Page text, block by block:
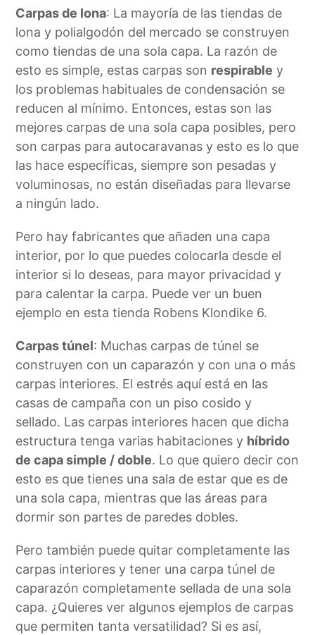
Carpas de lona: La mayoría de las tiendas de
lona y polialgodón del mercado se construyen
como tiendas de una sola capa. La razón de
esto es simple, estas carpas son respirable y
los problemas habituales de condensación se
reducen al mínimo. Entonces, estas son las
mejores carpas de una sola capa posibles, pero
son carpas para autocaravanas y esto es lo que
las hace específicas, siempre son pesadas y
voluminosas, no están diseñadas para llevarse
a ningún lado.
Pero hay fabricantes que añaden una capa
interior, por lo que puedes colocarla desde el
interior si lo deseas, para mayor privacidad y
para calentar la carpa. Puede ver un buen
ejemplo en esta tienda Robens Klondike 6.
Carpas túnel: Muchas carpas de túnel se
construyen con un caparazón y con una o más
carpas interiores. El estrés aquí está en las
casas de campaña con un piso cosido y
sellado. Las carpas interiores hacen que dicha
estructura tenga varias habitaciones y híbrido
de capa simple / doble. Lo que quiero decir con
esto es que tienes una sala de estar que es de
una sola capa, mientras que las áreas para
dormir son partes de paredes dobles.
Pero también puede quitar completamente las
carpas interiores y tener una carpa túnel de
caparazón completamente sellada de una sola
capa. ¿Quieres ver algunos ejemplos de carpas
que permiten tanta versatilidad? Si es así,